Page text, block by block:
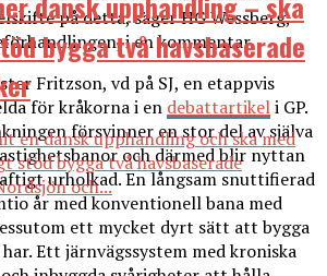
på detta, säger HG Wessberg,
i en kommentar.
Fritzson, vd på SJ, en etappvis
för kråkorna i en debattartikeli GP.
försvinner en stor del av själva
och därmed blir nyttan
urholkad. En långsam snuttifierad
år med konventionell bana med
ett mycket dyrt sätt att bygga
Ett järnvägssystem med kroniska
bygga två havsbaserade
en dansk upphandling och ska med
bygga två havsbaserade
och...